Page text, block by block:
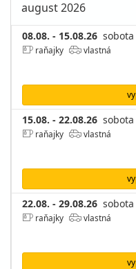
august 2026
08.08. - 15.08.26
raňajky vlastná
15.08. - 22.08.26
raňajky vlastná
22.08. - 29.08.26
raňajky vlastná